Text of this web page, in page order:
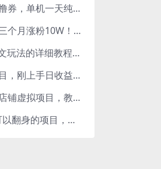
拼多多撸券，单机一天纯利润480，下半年收益更高，不限设备，不限IP。
小红书三个月涨粉10W！AI英语视频0成本制作，每天轻松日入2000+
GPT爆文玩法的详细教程，今日头条原创文章玩法实操讲解，简单操作月入5000
网创项目，刚上手日收益300-500左右，熟悉后日收益1500-3000
拼多多店铺虚拟项目，教科书式操作玩法，轻松月入1000
年前可以翻身的项目，日入2000+ 每单收益在300-3000之间，利润空间非常的大